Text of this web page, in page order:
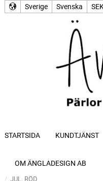
Sverige Svenska
STARTSIDA KUNDTJÄNST
OM ÄNGLADESIGN AB
JUL, RÖD